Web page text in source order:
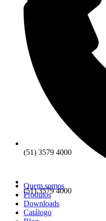
(51) 3579 4000
(51) 3579 4000
Quem somos
Produtos
Downloads
Catálogo